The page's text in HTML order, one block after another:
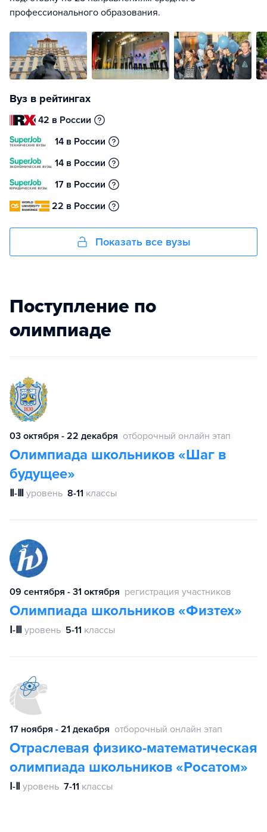
профессионального образования.
Вуз в рейтингах
42 в России
14 в России
14 в России
17 в России
22 в России
Показать все вузы
Поступление по
олимпиаде
03 октября - 22 декабря отборочный онлайн этап
Олимпиада школьников «Шаг в
будущее»
Ⅱ-Ⅲ уровень 8-11 классы
09 сентября - 31 октября регистрация участников
Олимпиада школьников «Физтех»
Ⅰ-Ⅲ уровень 5-11 классы
17 ноября - 21 декабря отборочный онлайн этап
Отраслевая физико-математическая
олимпиада школьников «Росатом»
Ⅰ-Ⅱ уровень 7-11 классы